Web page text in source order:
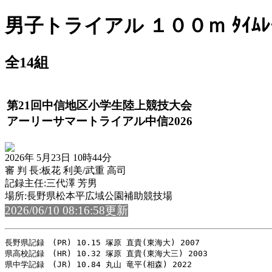
男子トライアル １００ｍ ﾀｲﾑ
全14組
第21回中信地区小学生陸上競技大会
アーリーサマートライアル中信2026
2026年 5月23日 10時44分
審 判 長:板花 利美/武重 高司
記録主任:三代澤 芳男
場所:長野県松本平広域公園補助競技場
2026/06/10 08:16:58更新
長野県記録　(PR) 10.15 塚原 直貴(東海大) 2007
県高校記録　(HR) 10.32 塚原 直貴(東海大三) 2003